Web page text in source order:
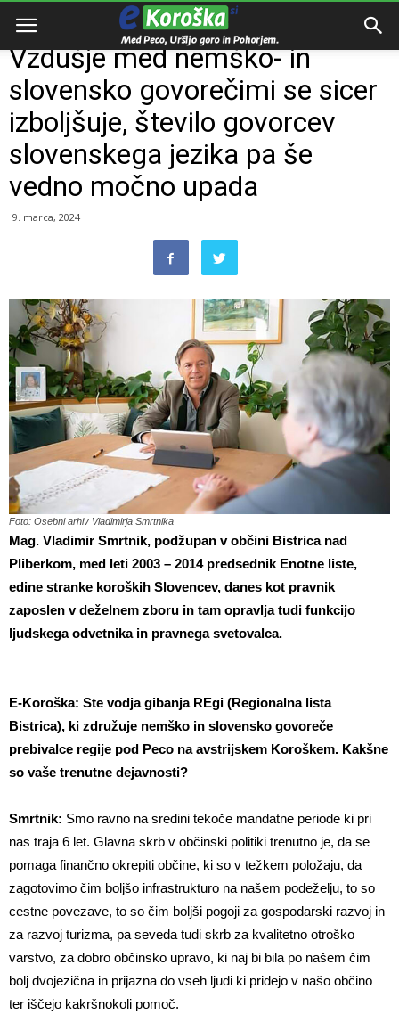
Domov
Vzdušje med nemško- in
slovensko govorečimi se sicer
izboljšuje, število govorcev
slovenskega jezika pa še
vedno močno upada
9. marca, 2024
Foto: Osebni arhiv Vladimirja Smrtnika
Mag. Vladimir Smrtnik, podžupan v občini Bistrica nad
Pliberkom, med leti 2003 – 2014 predsednik Enotne liste,
edine stranke koroških Slovencev, danes kot pravnik
zaposlen v deželnem zboru in tam opravlja tudi funkcijo
ljudskega odvetnika in pravnega svetovalca.
E-Koroška: Ste vodja gibanja REgi (Regionalna lista
Bistrica), ki združuje nemško in slovensko govoreče
prebivalce regije pod Peco na avstrijskem Koroškem. Kakšne
so vaše trenutne dejavnosti?
Smrtnik: Smo ravno na sredini tekoče mandatne periode ki pri
nas traja 6 let. Glavna skrb v občinski politiki trenutno je, da se
pomaga finančno okrepiti občine, ki so v težkem položaju, da
zagotovimo čim boljšo infrastrukturo na našem podeželju, to so
cestne povezave, to so čim boljši pogoji za gospodarski razvoj in
za razvoj turizma, pa seveda tudi skrb za kvalitetno otroško
varstvo, za dobro občinsko upravo, ki naj bi bila po našem čim
bolj dvojezična in prijazna do vseh ljudi ki pridejo v našo občino
ter iščejo kakršnokoli pomoč.